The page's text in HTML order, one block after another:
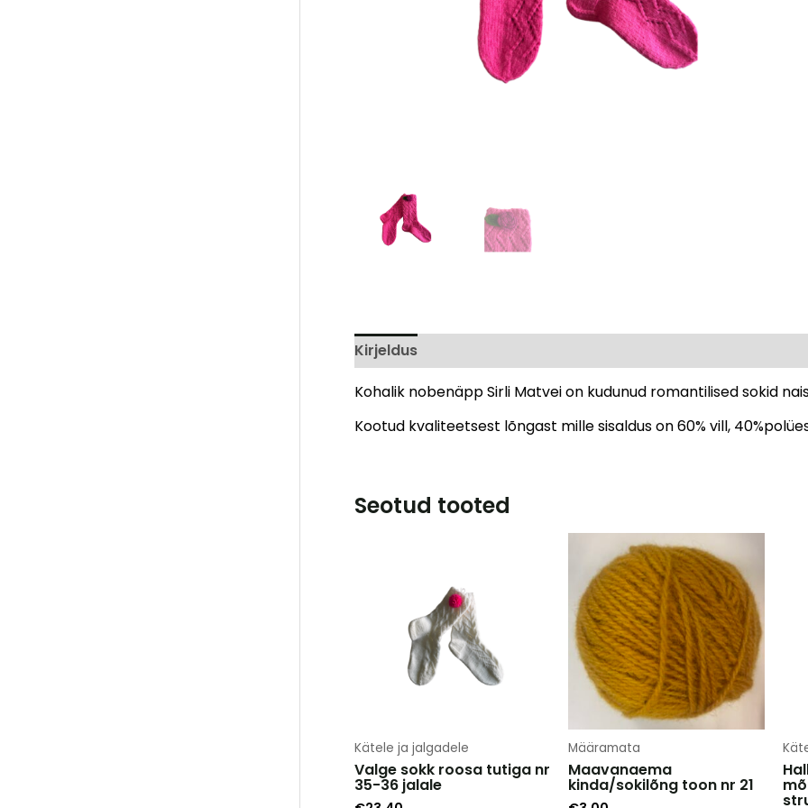
Kirjeldus
Kohalik nobenäpp Sirli Matvei on kudunud romantilised sokid
Kootud kvaliteetsest lõngast mille sisaldus on 60% vill,
Seotud tooted
Kätele ja jalgadele
Valge sokk roosa tutiga nr
35-36 jalale
Määramata
Maavanaema
kinda/sokilõng toon nr 21